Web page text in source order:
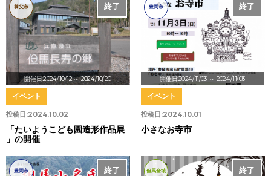
開催日:2024/10/12～ 2024/10/20
終了
養父市
投稿日:2024.10.02
イベント
「たいようこども園造形作品展
」の開催
開催日:2024/11/03 ～ 2024/11/03
終了
豊岡市
投稿日:2024.10.01
イベント
小さなお寺市
終了
豊岡市 終了
但馬全域